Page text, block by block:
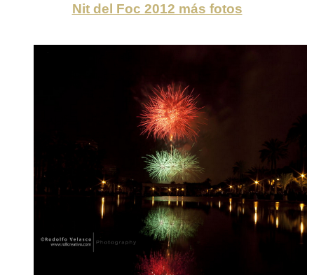
Nit del Foc 2012 más fotos